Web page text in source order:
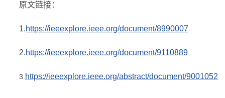
原文链接：
1.https://ieeexplore.ieee.org/document/8990007
2.https://ieeexplore.ieee.org/document/9110889
3. https://ieeexplore.ieee.org/abstract/document/9001052